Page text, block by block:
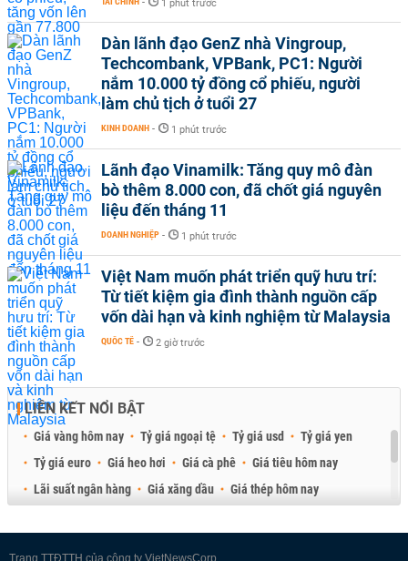
1 phút trước
Dàn lãnh đạo GenZ nhà Vingroup,
Techcombank, VPBank, PC1: Người
nắm 10.000 tỷ đồng cổ phiếu, người
làm chủ tịch ở tuổi 27
KINH DOANH - 1 phút trước
Lãnh đạo Vinamilk: Tăng quy mô đàn
bò thêm 8.000 con, đã chốt giá nguyên
liệu đến tháng 11
DOANH NGHIỆP - 1 phút trước
Việt Nam muốn phát triển quỹ hưu trí:
Từ tiết kiệm gia đình thành nguồn cấp
vốn dài hạn và kinh nghiệm từ Malaysia
QUỐC TẾ - 2 giờ trước
LIÊN KẾT NỔI BẬT
Giá vàng hôm nay Tỷ giá ngoại tệ Tỷ giá usd
Tỷ giá yen
Tỷ giá euro
Giá heo hơi Giá cà phê
Giá tiêu hôm nay
Lãi suất ngân hàng
Giá xăng dầu
Giá thép hôm nay
Trang TTĐTTH của công ty VietNewsCorp